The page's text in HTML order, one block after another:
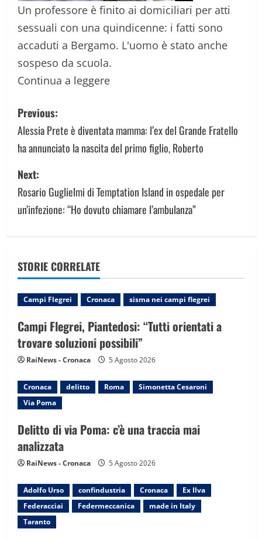
Un professore è finito ai domiciliari per atti
sessuali con una quindicenne: i fatti sono
accaduti a Bergamo. L'uomo è stato anche
sospeso da scuola.
Continua a leggere
P
o
s
t
n
i
g
a
t
i
o
n
Previous:
Alessia Prete è diventata mamma: l’ex del Grande Fratello
ha annunciato la nascita del primo figlio, Roberto
Next:
Rosario Guglielmi di Temptation Island in ospedale per
un’infezione: “Ho dovuto chiamare l’ambulanza”
STORIE CORRELATE
Campi Flegrei Cronaca sisma nei campi flegrei
Campi Flegrei, Piantedosi: “Tutti orientati a
trovare soluzioni possibili”
RaiNews - Cronaca 5 Agosto 2026
Cronaca delitto Roma
Simonetta Cesaroni
Via Poma
Delitto di via Poma: c’è una traccia mai
analizzata
RaiNews - Cronaca 5 Agosto 2026
Adolfo Urso confindustria Cronaca
Ex Ilva
Federacciai
Federmeccanica
made in Italy
Taranto